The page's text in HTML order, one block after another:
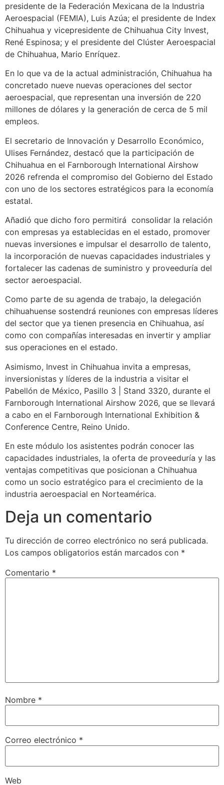
presidente de la Federación Mexicana de la Industria
Aeroespacial (FEMIA), Luis Azúa; el presidente de Index
Chihuahua y vicepresidente de Chihuahua City Invest,
René Espinosa; y el presidente del Clúster Aeroespacial
de Chihuahua, Mario Enríquez.
En lo que va de la actual administración, Chihuahua ha
concretado nueve nuevas operaciones del sector
aeroespacial, que representan una inversión de 220
millones de dólares y la generación de cerca de 5 mil
empleos.
El secretario de Innovación y Desarrollo Económico,
Ulises Fernández, destacó que la participación de
Chihuahua en el Farnborough International Airshow
2026 refrenda el compromiso del Gobierno del Estado
con uno de los sectores estratégicos para la economía
estatal.
Añadió que dicho foro permitirá consolidar la relación
con empresas ya establecidas en el estado, promover
nuevas inversiones e impulsar el desarrollo de talento,
la incorporación de nuevas capacidades industriales y
fortalecer las cadenas de suministro y proveeduría del
sector aeroespacial.
Como parte de su agenda de trabajo, la delegación
chihuahuense sostendrá reuniones con empresas líderes
del sector que ya tienen presencia en Chihuahua, así
como con compañías interesadas en invertir y ampliar
sus operaciones en el estado.
Asimismo, Invest in Chihuahua invita a empresas,
inversionistas y líderes de la industria a visitar el
Pabellón de México, Pasillo 3 | Stand 3320, durante el
Farnborough International Airshow 2026, que se llevará
a cabo en el Farnborough International Exhibition &
Conference Centre, Reino Unido.
En este módulo los asistentes podrán conocer las
capacidades industriales, la oferta de proveeduría y las
ventajas competitivas que posicionan a Chihuahua
como un socio estratégico para el crecimiento de la
industria aeroespacial en Norteamérica.
Deja un comentario
Tu dirección de correo electrónico no será publicada.
Los campos obligatorios están marcados con *
Comentario *
Nombre *
Correo electrónico *
Web